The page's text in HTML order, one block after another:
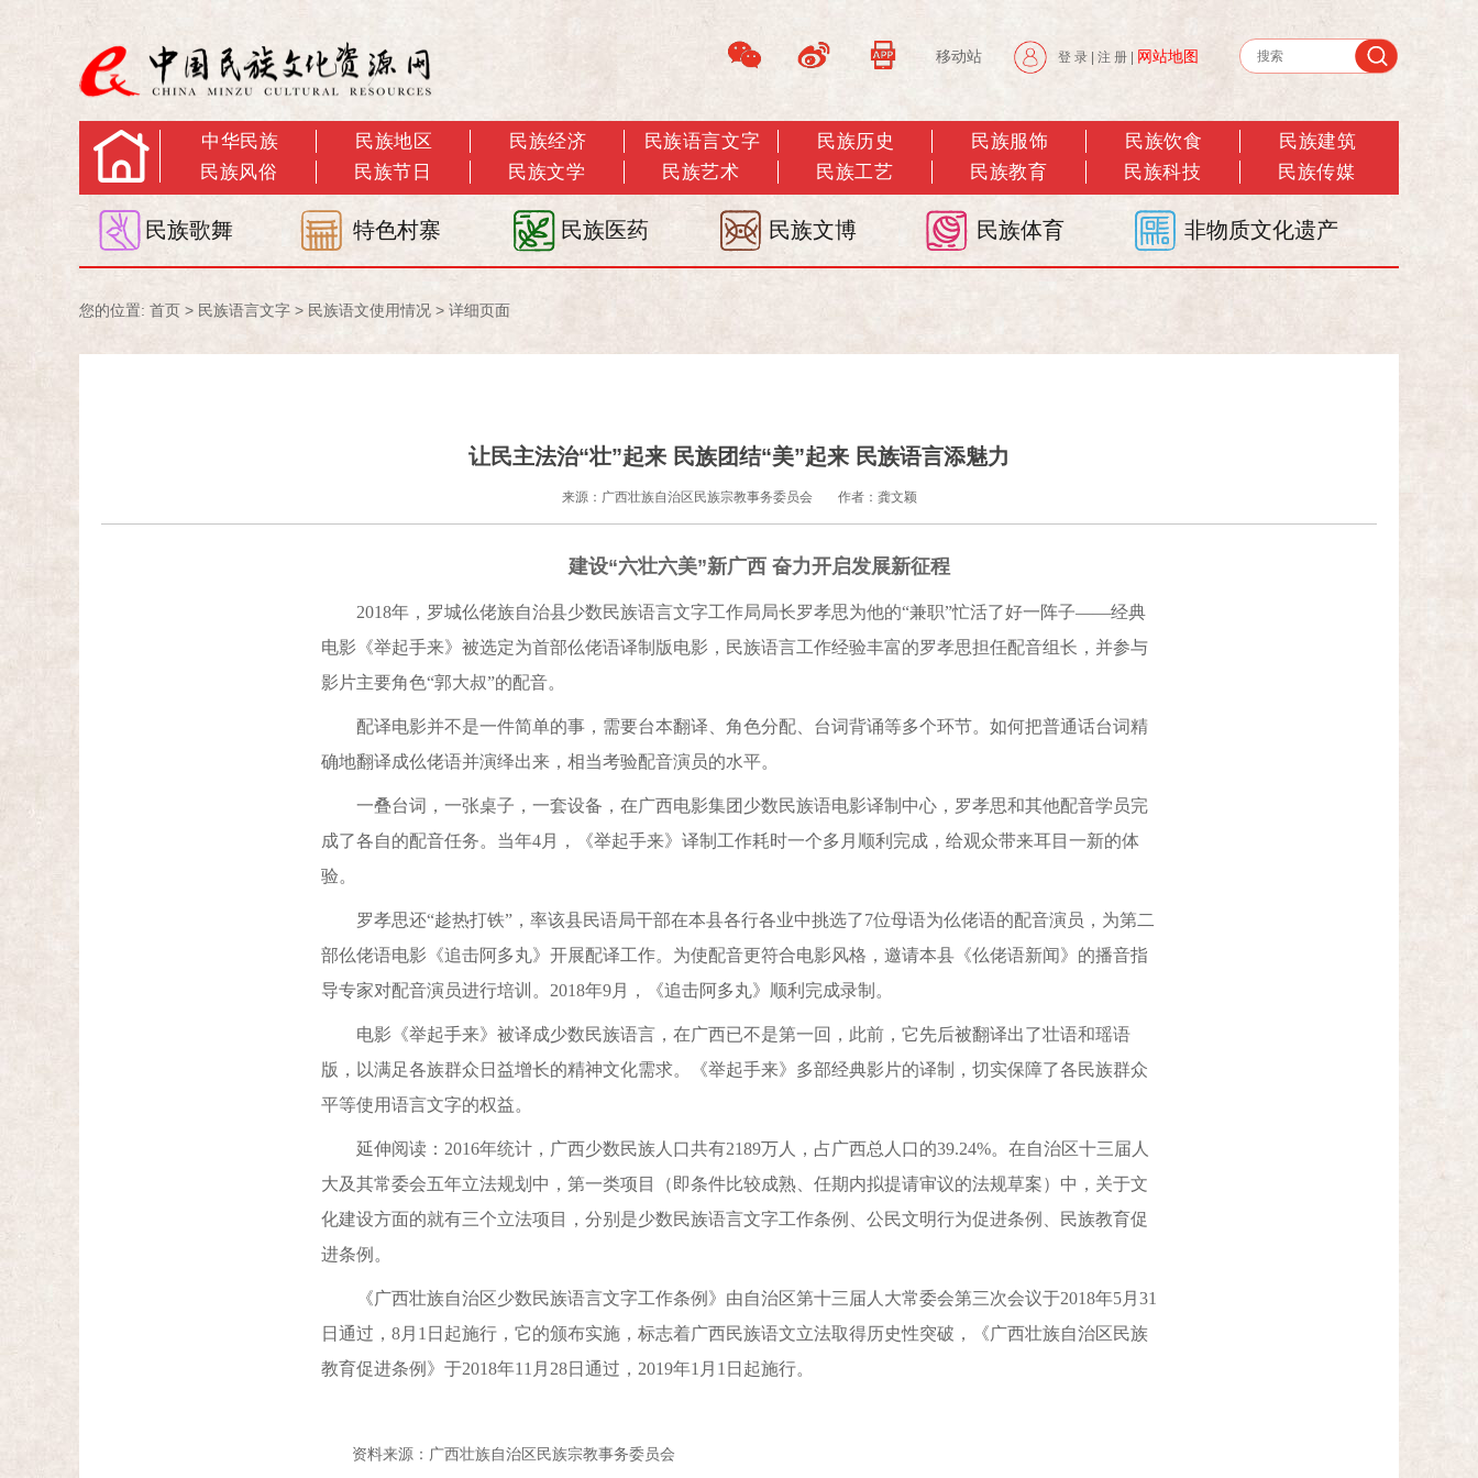
移动站 登 录 注 册 网站地图
中华民族 民族地区 民族经济 民族语言文字 民族历史 民族服饰 民族饮食
民族建筑
民族风俗
民族节日 民族文学 民族艺术 民族工艺 民族教育 民族科技 民族传媒
民族歌舞 特色村寨 民族医药 民族文博 民族体育 非物质文化遗产
您的位置: 首页 > 民族语言文字 > 民族语文使用情况 > 详细页面
让民主法治“壮”起来 民族团结“美”起来 民族语言添魅力
来源：广西壮族自治区民族宗教事务委员会 作者：龚文颖
建设“六壮六美”新广西 奋力开启发展新征程
2018年，罗城仫佬族自治县少数民族语言文字工作局局长罗孝思为他的“兼职”忙活了好一阵子——经典
电影《举起手来》被选定为首部仫佬语译制版电影，民族语言工作经验丰富的罗孝思担任配音组长，并参与
影片主要角色“郭大叔”的配音。
配译电影并不是一件简单的事，需要台本翻译、角色分配、台词背诵等多个环节。如何把普通话台词精
确地翻译成仫佬语并演绎出来，相当考验配音演员的水平。
一叠台词，一张桌子，一套设备，在广西电影集团少数民族语电影译制中心，罗孝思和其他配音学员完
成了各自的配音任务。当年4月，《举起手来》译制工作耗时一个多月顺利完成，给观众带来耳目一新的体
验。
罗孝思还“趁热打铁”，率该县民语局干部在本县各行各业中挑选了7位母语为仫佬语的配音演员，为第二
部仫佬语电影《追击阿多丸》开展配译工作。为使配音更符合电影风格，邀请本县《仫佬语新闻》的播音指
导专家对配音演员进行培训。2018年9月，《追击阿多丸》顺利完成录制。
电影《举起手来》被译成少数民族语言，在广西已不是第一回，此前，它先后被翻译出了壮语和瑶语
版，以满足各族群众日益增长的精神文化需求。《举起手来》多部经典影片的译制，切实保障了各民族群众
平等使用语言文字的权益。
延伸阅读：2016年统计，广西少数民族人口共有2189万人，占广西总人口的39.24%。在自治区十三届人
大及其常委会五年立法规划中，第一类项目（即条件比较成熟、任期内拟提请审议的法规草案）中，关于文
化建设方面的就有三个立法项目，分别是少数民族语言文字工作条例、公民文明行为促进条例、民族教育促
进条例。
《广西壮族自治区少数民族语言文字工作条例》由自治区第十三届人大常委会第三次会议于2018年5月31
日通过，8月1日起施行，它的颁布实施，标志着广西民族语文立法取得历史性突破，《广西壮族自治区民族
教育促进条例》于2018年11月28日通过，2019年1月1日起施行。
资料来源：广西壮族自治区民族宗教事务委员会